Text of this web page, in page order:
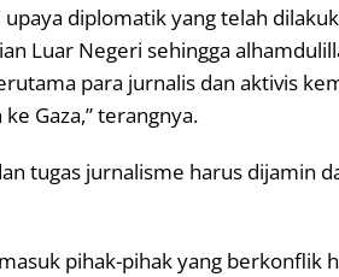
upaya diplomatik yang telah
Luar Negeri sehingga
para jurnalis dan aktivis
Gaza,” terangnya.
tugas jurnalisme harus dijamin
pihak-pihak yang berkonflik